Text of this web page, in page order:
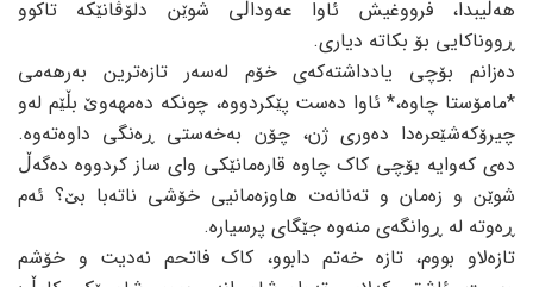
هەڵیبدا، فرووغیش ئاوا عەوداڵی شوێن دلۆڤانێکە تاکوو
ڕووناکایی بۆ بکاتە دیاری.
دەزانم بۆچی یادداشتەکەی خۆم لەسەر تازەترین بەرهەمی
*مامۆستا چاوە،* ئاوا دەست پێکردووە، چونکە دەمهەوێ بڵێم لەو
چیرۆکەشێعرەدا دەوری ژن، چۆن بەخەستی ڕەنگی داوەتەوە.
دەی کەوایە بۆچی کاک چاوە قارەمانێکی وای ساز کردووە دەگەڵ
شوێن و زەمان و تەنانەت هاوزەمانیی خۆشی ناتەبا بێ؟ ئەم
ڕەوتە لە ڕوانگەی منەوە جێگای پرسیارە.
تازەلاو بووم، تازە خەتم دابوو، کاک فاتحم نەدیت و خۆشم